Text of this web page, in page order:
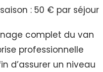
: 50 € par séjour
complet du van
professionnelle
d’assurer un niveau